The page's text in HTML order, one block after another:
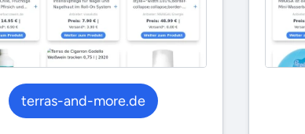
terras-and-more.de